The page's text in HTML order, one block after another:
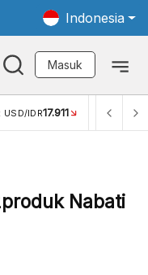
Indonesia
Masuk
YOY (JUL)2,88%
Nabati